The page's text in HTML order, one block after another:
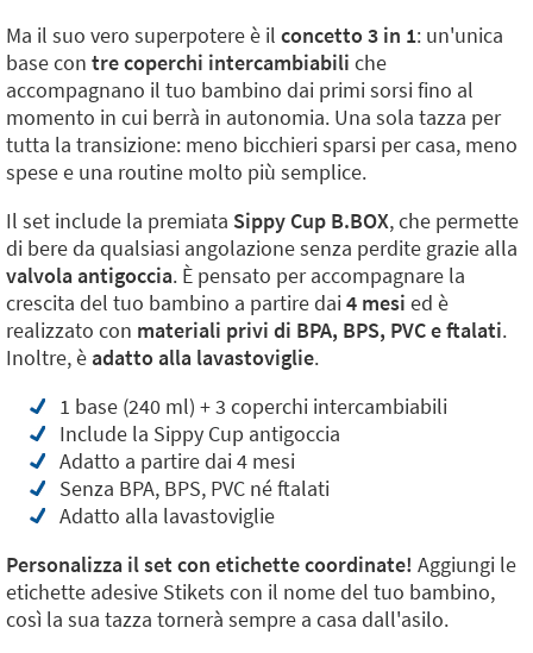
Ma il suo vero superpotere è il concetto 3 in 1: un'unica
base con tre coperchi intercambiabili che
accompagnano il tuo bambino dai primi sorsi fino al
momento in cui berrà in autonomia. Una sola tazza per
tutta la transizione: meno bicchieri sparsi per casa, meno
spese e una routine molto più semplice.
Il set include la premiata Sippy Cup B.BOX, che permette
di bere da qualsiasi angolazione senza perdite grazie alla
valvola antigoccia. È pensato per accompagnare la
crescita del tuo bambino a partire dai4 mesi ed è
realizzato con materiali privi di BPA, BPS, PVC e ftalati.
Inoltre, èadatto alla lavastoviglie.
1 base (240 ml) + 3 coperchi intercambiabili
Include la Sippy Cup antigoccia
Adatto a partire dai 4 mesi
Senza BPA, BPS, PVC né ftalati
Adatto alla lavastoviglie
Personalizza il set con etichette coordinate! Aggiungi le
etichette adesive Stikets con il nome del tuo bambino,
così la sua tazza tornerà sempre a casa dall'asilo.